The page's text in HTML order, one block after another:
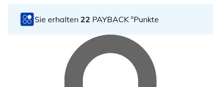
Sie erhalten 22 PAYBACK °Punkte